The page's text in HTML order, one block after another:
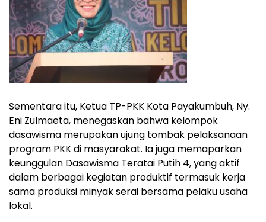
Sementara itu, Ketua TP-PKK Kota Payakumbuh, Ny.
Eni Zulmaeta, menegaskan bahwa kelompok
dasawisma merupakan ujung tombak pelaksanaan
program PKK di masyarakat. Ia juga memaparkan
keunggulan Dasawisma Teratai Putih 4, yang aktif
dalam berbagai kegiatan produktif termasuk kerja
sama produksi minyak serai bersama pelaku usaha
lokal.